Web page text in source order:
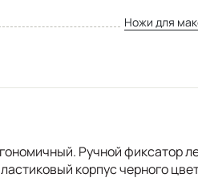
Ножи для
Ручной фиксатор
корпус черного